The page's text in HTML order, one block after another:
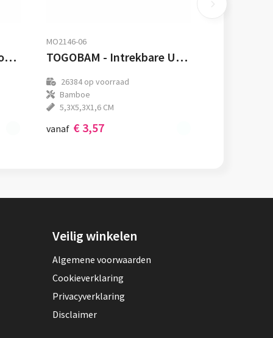
CABLONG - 2 in 1 lange oplaadkabel
MO2146-06
TOGOBAM - Intrekbare USB-laadkabel
26384 op voorraad
Bamboe
5,3X5,3X1,6 CM
vanaf € 3,57
Veilig winkelen
Algemene voorwaarden
Cookieverklaring
Privacyverklaring
Disclaimer